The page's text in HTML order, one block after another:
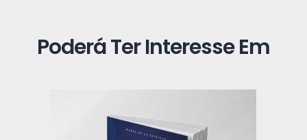
Poderá Ter Interesse Em